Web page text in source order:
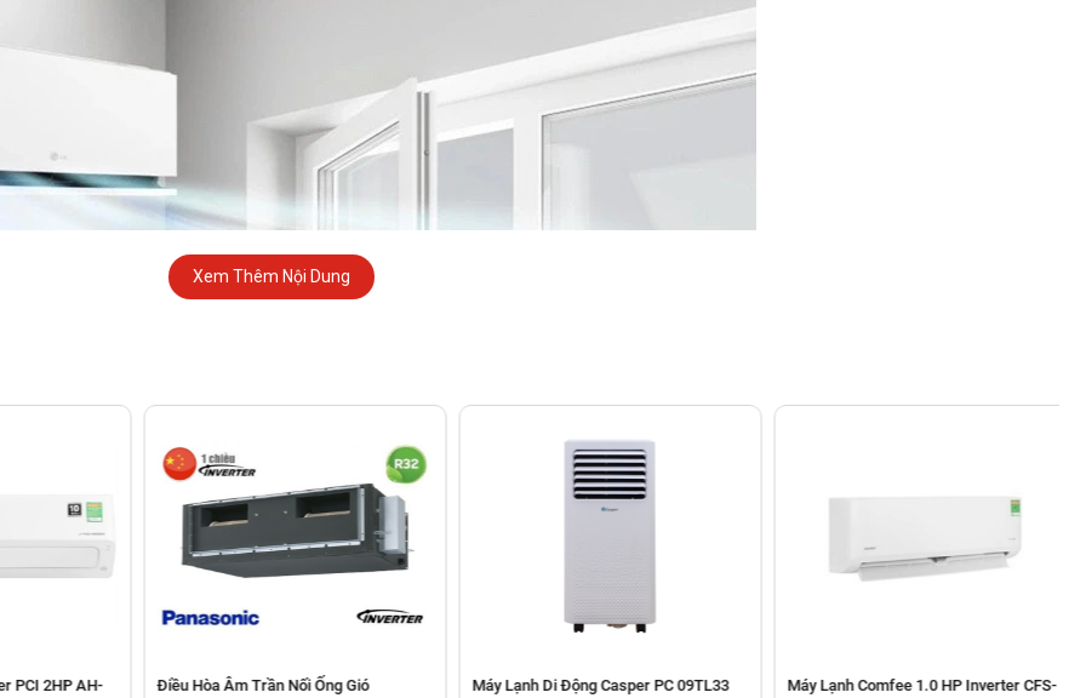
Xem Thêm Nội Dung
2HP AH-
Điều Hòa Âm Trần Nối Ống Gió
Máy Lạnh Di Động Casper PC 09TL33
Máy Lạnh Comfee 1.0 HP Inverter CFS-